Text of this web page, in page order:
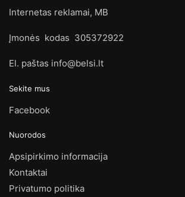
Internetas reklamai, MB
Įmonės kodas 305372922
El. paštas info@belsi.lt
Sekite mus
Facebook
Nuorodos
Apsipirkimo informacija
Kontaktai
Privatumo politika